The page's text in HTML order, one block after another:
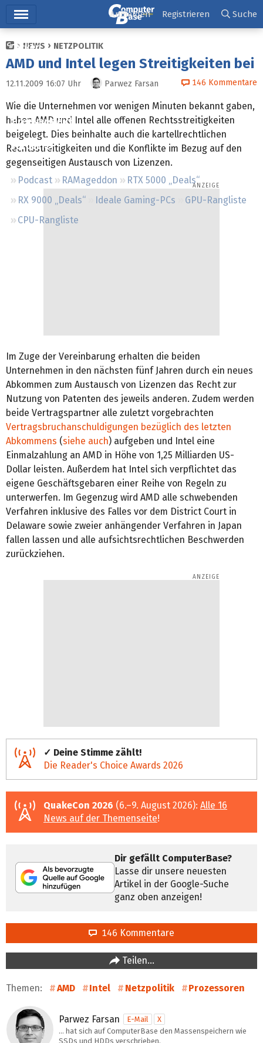
Ticker
Tests
Preisvergleich
Forum
Podcast RAMageddon
RTX 5000 „Deals“
RX 9000 „Deals“
Ideale Gaming-PCs
GPU-Rangliste
CPU-Rangliste
Anmelden Registrieren Suche
NEWS NETZPOLITIK
AMD und Intel legen Streitigkeiten bei
12.11.2009 16:07 Uhr Parwez Farsan 146 Kommentare
Wie die Unternehmen vor wenigen Minuten bekannt gaben,
haben AMD und Intel alle offenen Rechtsstreitigkeiten
beigelegt. Dies beinhalte auch die kartellrechtlichen
Rechtsstreitigkeiten und die Konflikte im Bezug auf den
gegenseitigen Austausch von Lizenzen.
Im Zuge der Vereinbarung erhalten die beiden
Unternehmen in den nächsten fünf Jahren durch ein neues
Abkommen zum Austausch von Lizenzen das Recht zur
Nutzung von Patenten des jeweils anderen. Zudem werden
beide Vertragspartner alle zuletzt vorgebrachten
Vertragsbruchanschuldigungen bezüglich des letzten
Abkommens (siehe auch) aufgeben und Intel eine
Einmalzahlung an AMD in Höhe von 1,25 Milliarden US-
Dollar leisten. Außerdem hat Intel sich verpflichtet das
eigene Geschäftsgebaren einer Reihe von Regeln zu
unterwerfen. Im Gegenzug wird AMD alle schwebenden
Verfahren inklusive des Falles vor dem District Court in
Delaware sowie zweier anhängender Verfahren in Japan
fallen lassen und alle aufsichtsrechtlichen Beschwerden
zurückziehen.
✓ Deine Stimme zählt!
Die Reader's Choice Awards 2026
QuakeCon 2026 (6.–9. August 2026): Alle 16
News auf der Themenseite!
Dir gefällt ComputerBase?
Lasse dir unsere neuesten
Artikel in der Google-Suche
ganz oben anzeigen!
146 Kommentare
Teilen…
Themen: AMD Intel Netzpolitik Prozessoren
Parwez Farsan E-Mail
X
… hat sich auf ComputerBase den Massenspeichern wie
SSDs und HDDs verschrieben.